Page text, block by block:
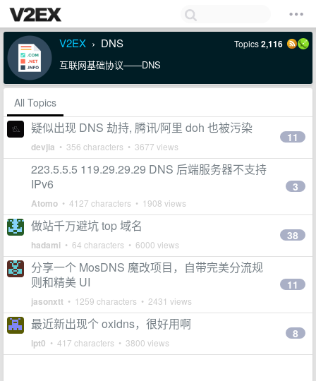
V2EX › DNS Topics2,116
互联网基础协议——DNS
All Topics
疑似出现 DNS 劫持, 腾讯/阿里 doh 也被污染
devjia • 356 characters • 3677 views
11
223.5.5.5 119.29.29.29 DNS 后端服务器不支持
IPv6
Atomo • 4127 characters • 1908 views
3
做站千万避坑 top 域名
hadami • 64 characters • 6000 views
38
分享一个 MosDNS 魔改项目，自带完美分流规
则和精美 UI
jasonxtt • 1259 characters • 2431 views
11
最近新出现个 oxidns，很好用啊
lpt0 • 417 characters • 3800 views
8